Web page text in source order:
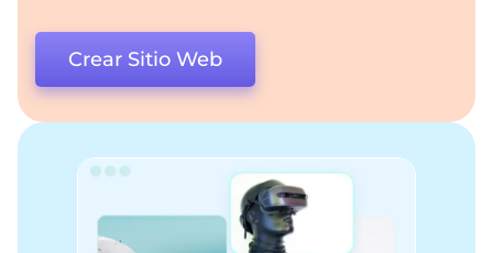
Crear Sitio Web